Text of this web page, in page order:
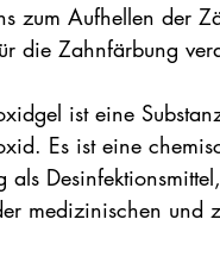
zum Aufhellen der
die Zahnfärbung
ist eine
Es ist eine
medizinischen und